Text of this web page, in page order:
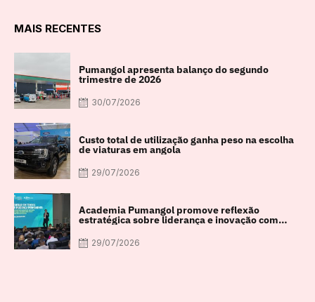
MAIS RECENTES
Pumangol apresenta balanço do segundo
trimestre de 2026
30/07/2026
Custo total de utilização ganha peso na escolha
de viaturas em angola
29/07/2026
Academia Pumangol promove reflexão
estratégica sobre liderança e inovação com
especialista internacional Nadim Habib
29/07/2026